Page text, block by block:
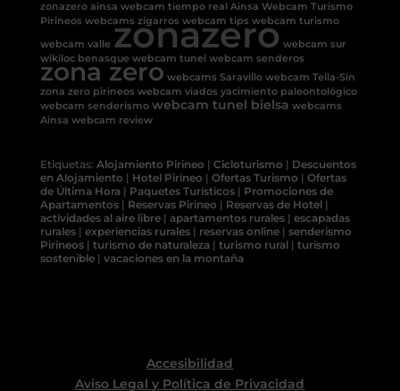
zonazero ainsa webcam tiempo real Ainsa Webcam Turismo
Pirineos webcams zigarros webcam tips webcam turismo
webcam valle zonazero webcam sur
wikiloc benasque webcam tunel webcam senderos
zona zero webcams Saravillo webcam Tella-Sin
zona zero pirineos webcam viados yacimiento paleontológico
webcam senderismo webcam tunel bielsa webcams
Ainsa webcam review
Etiquetas: Alojamiento Pirineo | Cicloturismo | Descuentos
en Alojamiento | Hotel Pirineo | Ofertas Turismo | Ofertas
de Última Hora| Paquetes Turísticos| Promociones de
Apartamentos| Reservas Pirineo | Reservas de Hotel|
actividades al aire libre| apartamentos rurales| escapadas
rurales| experiencias rurales| reservas online| senderismo
Pirineos| turismo de naturaleza| turismo rural| turismo
sostenible| vacaciones en la montaña
Accesibilidad
Aviso Legal y Política de Privacidad